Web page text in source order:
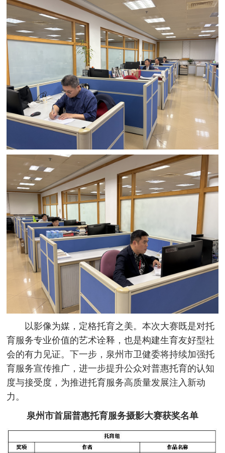
以影像为媒，定格托育之美。本次大赛既是对托
育服务专业价值的艺术诠释，也是构建生育友好型社
会的有力见证。下一步，泉州市卫健委将持续加强托
育服务宣传推广，进一步提升公众对普惠托育的认知
度与接受度，为推进托育服务高质量发展注入新动
力。
泉州市首届普惠托育服务摄影大赛获奖名单